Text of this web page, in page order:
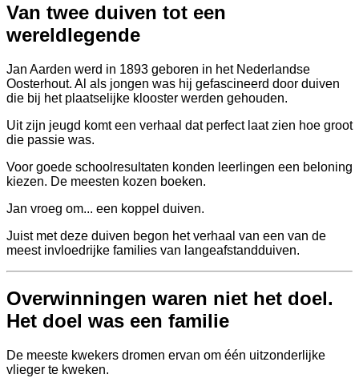
Van twee duiven tot een
wereldlegende
Jan Aarden werd in 1893 geboren in het Nederlandse
Oosterhout. Al als jongen was hij gefascineerd door duiven
die bij het plaatselijke klooster werden gehouden.
Uit zijn jeugd komt een verhaal dat perfect laat zien hoe groot
die passie was.
Voor goede schoolresultaten konden leerlingen een beloning
kiezen. De meesten kozen boeken.
Jan vroeg om... een koppel duiven.
Juist met deze duiven begon het verhaal van een van de
meest invloedrijke families van langeafstandduiven.
Overwinningen waren niet het doel.
Het doel was een familie
De meeste kwekers dromen ervan om één uitzonderlijke
vlieger te kweken.